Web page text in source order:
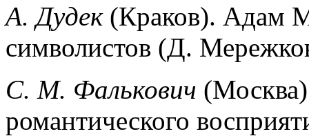
А. Дудек (Краков). Адам
симво­листов (Д.
С. М. Фалькович
романтического